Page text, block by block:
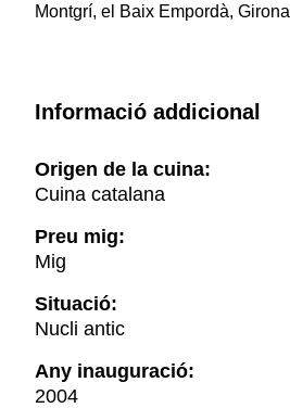
Montgrí, el Baix Empordà, Girona
Informació addicional
Origen de la cuina:
Cuina catalana
Preu mig:
Mig
Situació:
Nucli antic
Any inauguració:
2004